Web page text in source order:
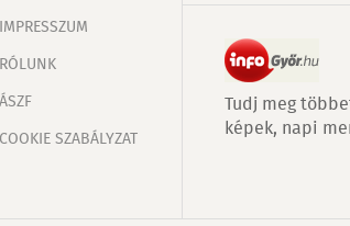
IMPRESSZUM
RÓLUNK
ÁSZF
COOKIE SZABÁLYZAT
Tudj meg
képek, napi